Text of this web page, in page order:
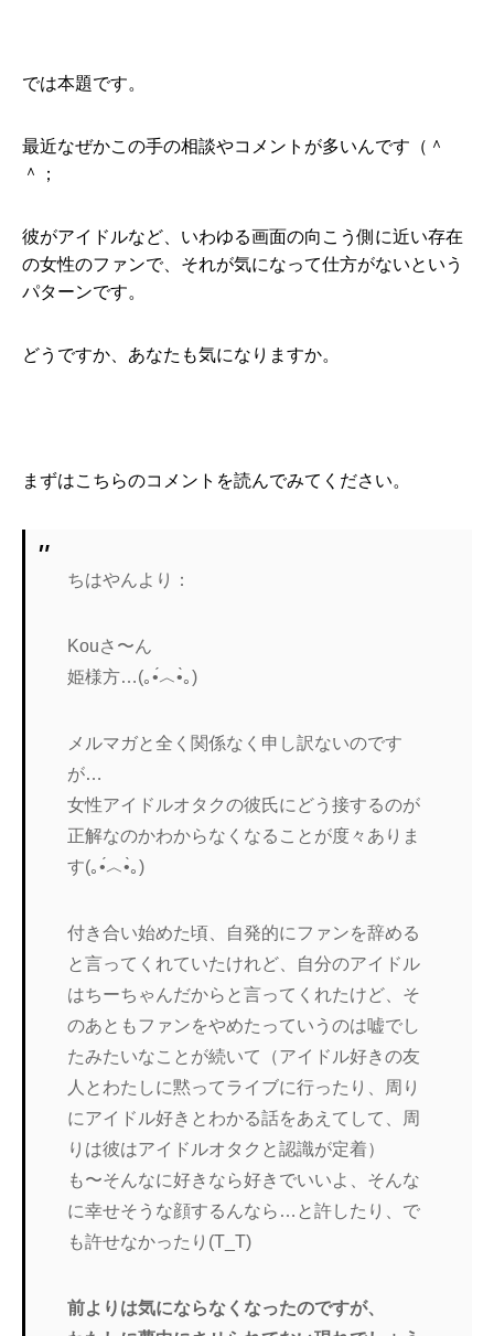
では本題です。
最近なぜかこの手の相談やコメントが多いんです（＾
＾；
彼がアイドルなど、いわゆる画面の向こう側に近い存在
の女性のファンで、それが気になって仕方がないという
パターンです。
どうですか、あなたも気になりますか。
まずはこちらのコメントを読んでみてください。
ちはやんより：
Kouさ〜ん
姫様方…(｡•́︿•̀｡)
メルマガと全く関係なく申し訳ないのです
が…
女性アイドルオタクの彼氏にどう接するのが
正解なのかわからなくなることが度々ありま
す(｡•́︿•̀｡)
付き合い始めた頃、自発的にファンを辞める
と言ってくれていたけれど、自分のアイドル
はちーちゃんだからと言ってくれたけど、そ
のあともファンをやめたっていうのは嘘でし
たみたいなことが続いて（アイドル好きの友
人とわたしに黙ってライブに行ったり、周り
にアイドル好きとわかる話をあえてして、周
りは彼はアイドルオタクと認識が定着）
も〜そんなに好きなら好きでいいよ、そんな
に幸せそうな顔するんなら…と許したり、で
も許せなかったり(T_T)
前よりは気にならなくなったのですが、